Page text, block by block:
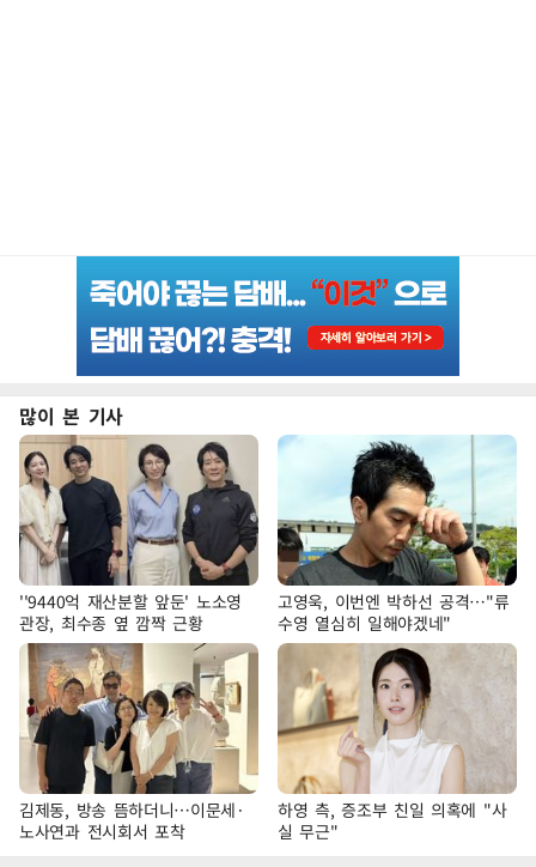
많이 본 기사
''9440억 재산분할 앞둔' 노소영
관장, 최수종 옆 깜짝 근황
고영욱, 이번엔 박하선 공격…"류
수영 열심히 일해야겠네"
김제동, 방송 뜸하더니…이문세·
노사연과 전시회서 포착
하영 측, 증조부 친일 의혹에 "사
실 무근"